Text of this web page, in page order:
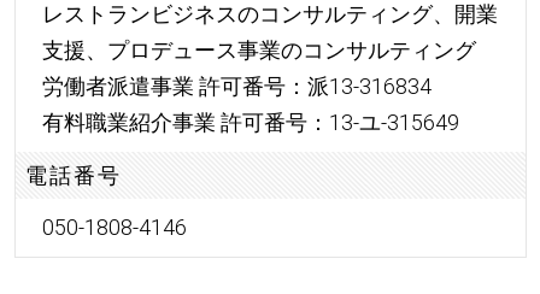
レストランビジネスのコンサルティング、開業
支援、プロデュース事業のコンサルティング
労働者派遣事業 許可番号：派13-316834
有料職業紹介事業 許可番号：13-ユ-315649
電話番号
050-1808-4146